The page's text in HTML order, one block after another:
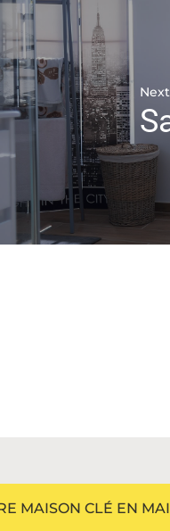
MAISON CLÉ EN